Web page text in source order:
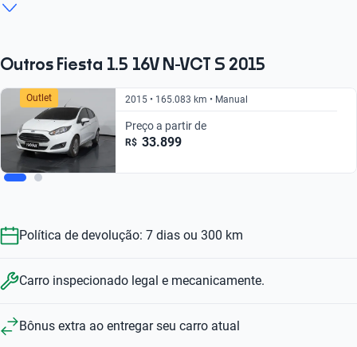
R$ 29.399 R$ 46.499
Outros Fiesta 1.5 16V N-VCT S 2015
Outlet 2015 • 165.083 km • Manual
Preço a partir de
R$ 33.899
Política de devolução: 7 dias ou 300 km
Carro inspecionado legal e mecanicamente.
Bônus extra ao entregar seu carro atual